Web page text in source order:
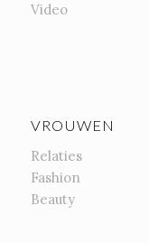
Video
VROUWEN
Relaties
Fashion
Beauty